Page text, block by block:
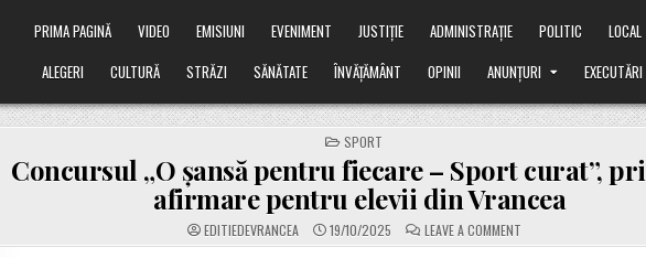
PRIMA PAGINĂ VIDEO EMISIUNI EVENIMENT JUSTIȚIE ADMINISTRAȚIE POLITIC LOCAL
ALEGERI
CULTURĂ STRĂZI SĂNĂTATE ÎNVĂȚĂMÂNT OPINII ANUNȚURI EXECUTĂRI
POSTED
IN
SPORT
Concursul „O șansă pentru fiecare – Sport curat”,
afirmare pentru elevii din Vrancea
EDITIEDEVRANCEA 19/10/2025 LEAVE A COMMENTON
CONCURSUL